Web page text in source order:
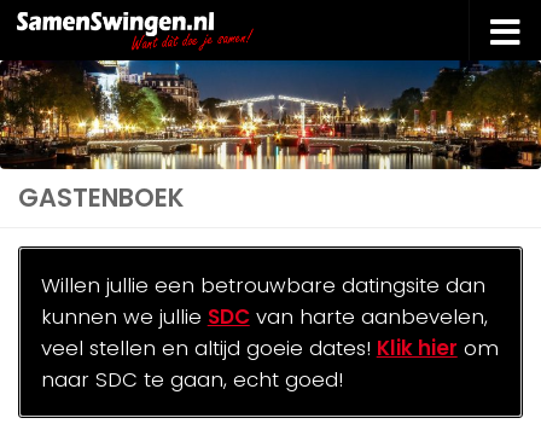
Doorgaan naar inhoud
GASTENBOEK
Willen jullie een betrouwbare datingsite dan
kunnen we jullie SDCvan harte aanbevelen,
veel stellen en altijd goeie dates! Klik hier om
naar SDC te gaan, echt goed!